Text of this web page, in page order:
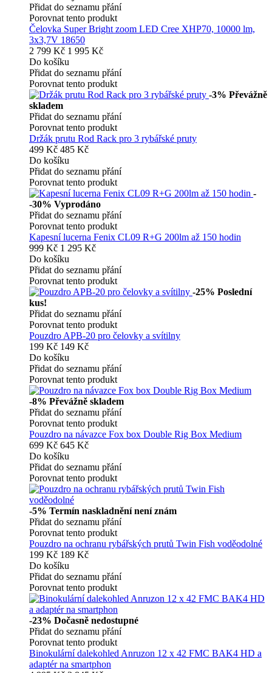
Přidat do seznamu přání
Porovnat tento produkt
Čelovka Super Bright zoom LED Cree XHP70, 10000 lm,
3x3,7V 18650
2 799 Kč 1 995 Kč
Do košíku
Přidat do seznamu přání
Porovnat tento produkt
-3% Převážně
skladem
Přidat do seznamu přání
Porovnat tento produkt
Držák prutu Rod Rack pro 3 rybářské pruty
499 Kč 485 Kč
Do košíku
Přidat do seznamu přání
Porovnat tento produkt
-
-30% Vyprodáno
Přidat do seznamu přání
Porovnat tento produkt
Kapesní lucerna Fenix CL09 R+G 200lm až 150 hodin
999 Kč 1 295 Kč
Do košíku
Přidat do seznamu přání
Porovnat tento produkt
-25% Poslední
kus!
Přidat do seznamu přání
Porovnat tento produkt
Pouzdro APB-20 pro čelovky a svítilny
199 Kč 149 Kč
Do košíku
Přidat do seznamu přání
Porovnat tento produkt
-8% Převážně skladem
Přidat do seznamu přání
Porovnat tento produkt
Pouzdro na návazce Fox box Double Rig Box Medium
699 Kč 645 Kč
Do košíku
Přidat do seznamu přání
Porovnat tento produkt
-5% Termín naskladnění není znám
Přidat do seznamu přání
Porovnat tento produkt
Pouzdro na ochranu rybářských prutů Twin Fish voděodolné
199 Kč 189 Kč
Do košíku
Přidat do seznamu přání
Porovnat tento produkt
-23% Dočasně nedostupné
Přidat do seznamu přání
Porovnat tento produkt
Binokulární dalekohled Anruzon 12 x 42 FMC BAK4 HD a
adaptér na smartphon